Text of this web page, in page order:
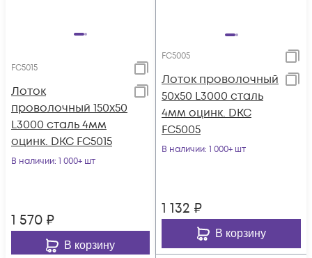
FC5015
Лоток
проволочный 150х50
L3000 сталь 4мм
оцинк. DKC FC5015
В наличии: 1 000+ шт
1 570 ₽
В корзину
FC5005
Лоток проволочный
50х50 L3000 сталь
4мм оцинк. DKC
FC5005
В наличии: 1 000+ шт
1 132 ₽
В корзину